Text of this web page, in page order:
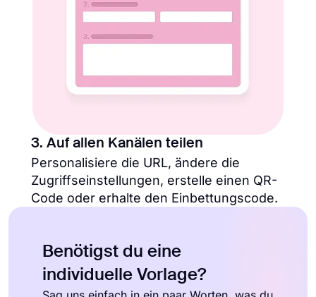
3. Auf allen Kanälen teilen
Personalisiere die URL, ändere die
Zugriffseinstellungen, erstelle einen QR-
Code oder erhalte den Einbettungscode.
Benötigst du eine
individuelle Vorlage?